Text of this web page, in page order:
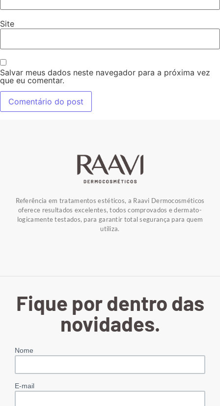
Site
Salvar meus dados neste navegador para a próxima vez
que eu comentar.
Referência em tratamentos estéticos, a Raavi Dermocosméticos
oferece resultados excelentes, todos comprovados e dermato-
logicamente testados, para garantir total segurança para quem
utiliza.
Fique por dentro das
novidades.
Nome
E-mail